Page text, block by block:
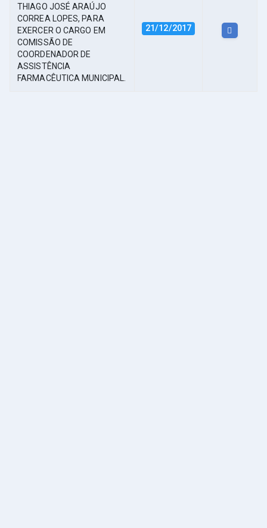
THIAGO JOSÉ ARAÚJO
CORREA LOPES, PARA
EXERCER O CARGO EM
COMISSÃO DE
COORDENADOR DE
ASSISTÊNCIA
FARMACÊUTICA MUNICIPAL.
21/12/2017